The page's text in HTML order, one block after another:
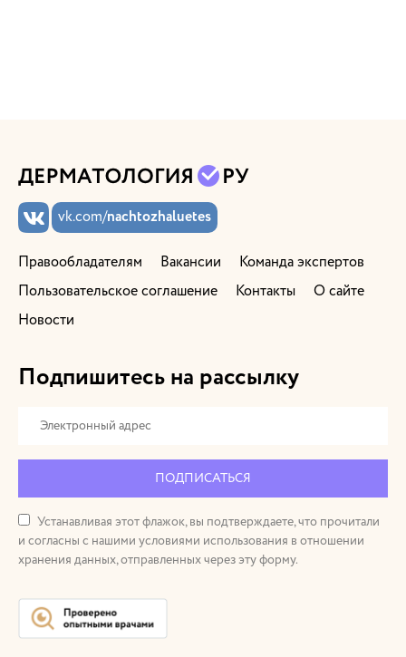
vk.com/nachtozhaluetes
Правообладателям Вакансии
Команда экспертов
Пользовательское соглашение
Контакты
О сайте
Новости
Подпишитесь на рассылку
ПОДПИСАТЬСЯ
Устанавливая этот флажок, вы подтверждаете, что прочитали
и согласны с нашими условиями использования в отношении
хранения данных, отправленных через эту форму.